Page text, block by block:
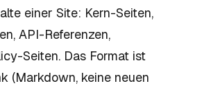
einer Site: Kern-Seiten,
API-Referenzen,
Seiten. Das Format ist
(Markdown, keine neuen